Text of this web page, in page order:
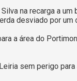
na recarga a um
desviado por um
a área do
sem perigo